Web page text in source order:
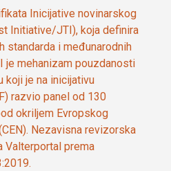
Inicijative novinarskog
Initiative/JTI), koja definira
standarda i međunarodnih
je mehanizam pouzdanosti
koji je na inicijativu
razvio panel od 130
okriljem Evropskog
Nezavisna revizorska
Valterportal prema